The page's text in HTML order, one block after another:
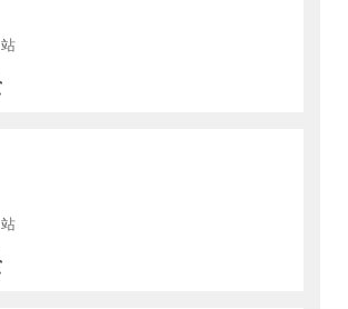
站
站